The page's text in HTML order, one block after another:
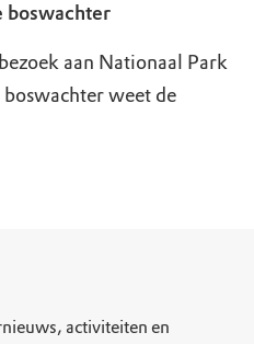
boswachter
aan Nationaal Park
weet de
activiteiten en